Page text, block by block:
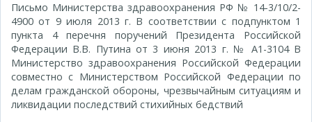
Письмо Министерства здравоохранения РФ № 14-3/10/2-
4900 от 9 июля 2013 г. В соответствии с подпунктом 1
пункта 4 перечня поручений Президента Российской
Федерации В.В. Путина от 3 июня 2013 г. № А1-3104 В
Министерство здравоохранения Российской Федерации
совместно с Министерством Российской Федерации по
делам гражданской обороны, чрезвычайным ситуациям и
ликвидации последствий стихийных бедствий